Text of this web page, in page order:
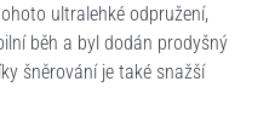
ultralehké odpružení,
běh a byl dodán prodyšný
šněrování je také snažší